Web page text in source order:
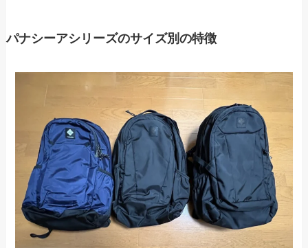
パナシーアシリーズのサイズ別の特徴